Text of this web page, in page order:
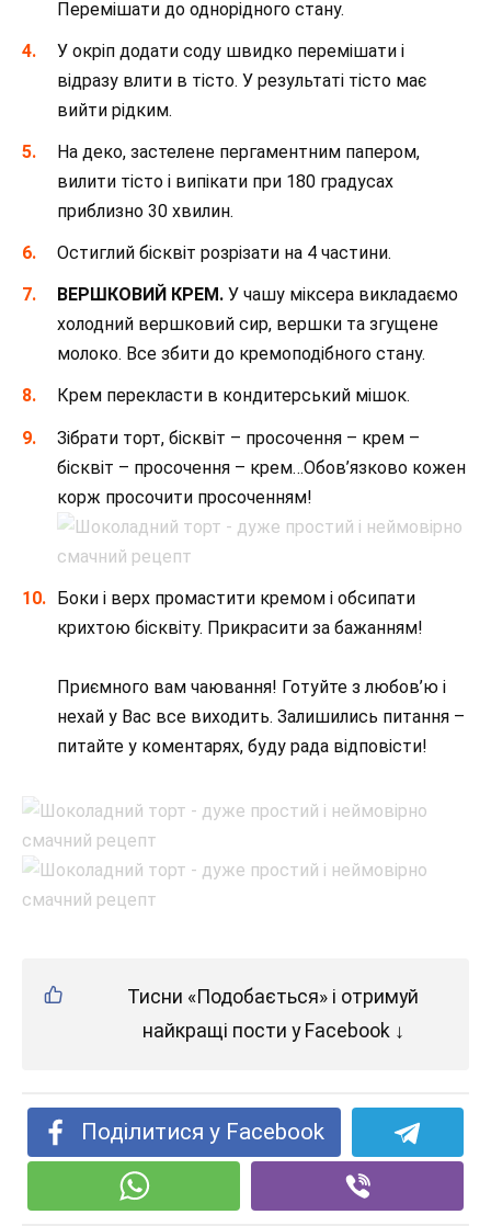
Перемішати до однорідного стану.
У окріп додати соду швидко перемішати і
відразу влити в тісто. У результаті тісто має
вийти рідким.
На деко, застелене пергаментним папером,
вилити тісто і випікати при 180 градусах
приблизно 30 хвилин.
Остиглий бісквіт розрізати на 4 частини.
ВЕРШКОВИЙ КРЕМ. У чашу міксера викладаємо
холодний вершковий сир, вершки та згущене
молоко. Все збити до кремоподібного стану.
Крем перекласти в кондитерський мішок.
Зібрати торт, бісквіт – просочення – крем –
бісквіт – просочення – крем…Обов’язково кожен
корж просочити просоченням!
Боки і верх промастити кремом і обсипати
крихтою бісквіту. Прикрасити за бажанням!
Приємного вам чаювання! Готуйте з любов’ю і
нехай у Вас все виходить. Залишились питання –
питайте у коментарях, буду рада відповісти!
Тисни «Подобається» і отримуй
найкращі пости у Facebook ↓
Поділитися у Facebook